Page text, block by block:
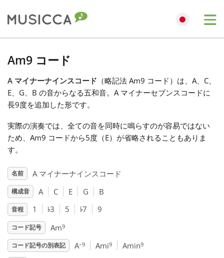
Български
English
Español
Français
Am9 コード
A マイナーナインスコード （略記法 Am9 コード）は、A、C、
E、G、B の音からなる五和音。A マイナーセブンスコードに
長9度を追加した形です。
実際の演奏では、全ての音を同時に鳴らすのが容易ではない
ため、Am9 コードから5度（E）が省略されることもありま
す。
名前 A マイナーナインスコード
構成音 A C E G B
音程 1 ♭3 5 ♭7 9
コード記号 Am9
コード記号の別表記 A–9 Ami9 Amin9